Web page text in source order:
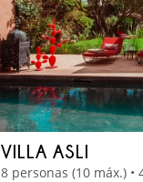
VILLA ASLI
8 personas (10 máx.)